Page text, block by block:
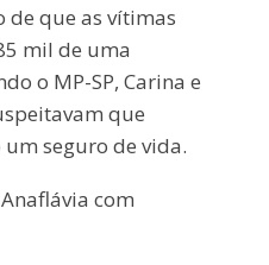
de que as vítimas
mil de uma
o MP-SP, Carina e
que
seguro de vida.
com